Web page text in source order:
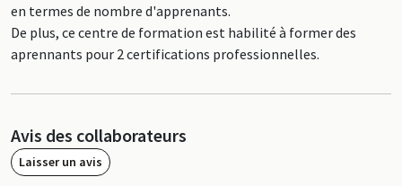
en termes de nombre d'apprenants.
De plus, ce centre de formation est habilité à former des
aprennants pour 2 certifications professionnelles.
Avis des collaborateurs
Laisser un avis